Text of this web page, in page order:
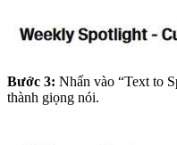
Bước 3: Nhấn vào “Text to
thành giọng nói.